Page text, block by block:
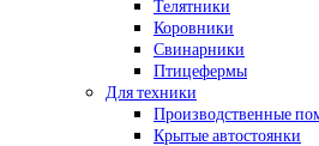
Телятники
Коровники
Свинарники
Птицефермы
Для техники
Производственные
Крытые автостоянки